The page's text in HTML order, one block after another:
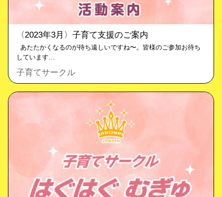
〈2023年3月〉子育て支援のご案内
あたたかくなるのが待ち遠しいですね〜。皆様のご参加お待ち
しています…
子育てサークル